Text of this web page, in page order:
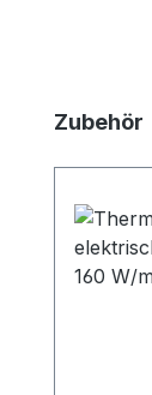
Zubehör